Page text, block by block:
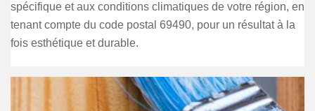
spécifique et aux conditions climatiques de votre région, en
tenant compte du code postal 69490, pour un résultat à la
fois esthétique et durable.